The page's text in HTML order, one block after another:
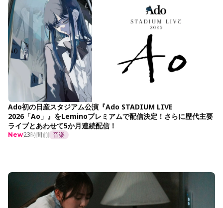
Ado初の日産スタジアム公演『Ado STADIUM LIVE
2026「Ao」』をLeminoプレミアムで配信決定！さらに歴代主要
ライブとあわせて5か月連続配信！
New23時間前 音楽